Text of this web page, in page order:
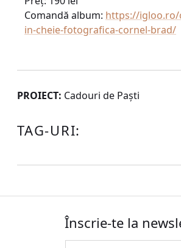
Comandă album: https://
in-cheie-fotografica-cornel-brad/
PROIECT: Cadouri de Paști
TAG-URI:
Înscrie-te la